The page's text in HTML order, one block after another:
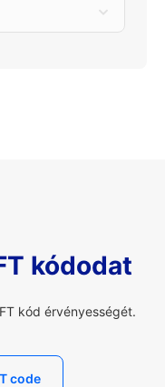
kódodat
kód érvényességét.
code